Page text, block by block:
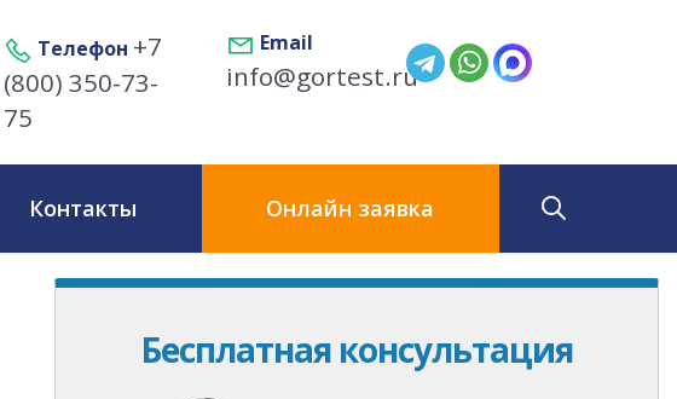
Телефон +7
(800) 350-73-
75
Email
info@gortest.ru
Контакты Онлайн заявка
Бесплатная консультация